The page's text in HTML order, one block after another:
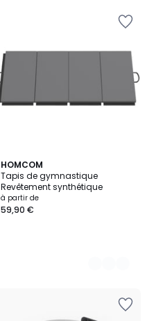
HOMCOM
Tapis de gymnastique
Revêtement synthétique
à partir de
59,90 €
2
Couleurs